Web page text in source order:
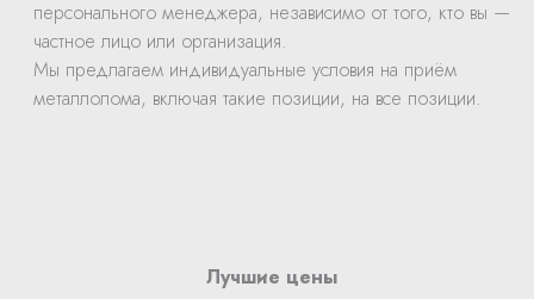
персонального менеджера, независимо от того, кто вы —
частное лицо или организация.
Мы предлагаем индивидуальные условия на приём
металлолома, включая такие позиции, на все позиции.
Лучшие цены